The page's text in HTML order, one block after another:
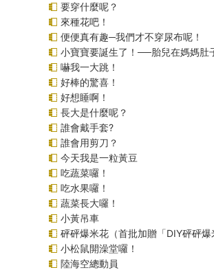
要穿什麼呢？
來種花吧！
便便真有趣─我們才不穿尿布呢！
小寶寶要誕生了！──胎兒在媽媽肚
嚇我一大跳！
好棒的驚喜！
好想睡啊！
長大是什麼呢？
誰會戴手套?
誰會用剪刀？
今天我是一粒黃豆
吃蔬菜囉！
吃水果囉！
蔬菜長大囉！
小黃吊車
砰砰爆米花（首批加贈「DIY砰砰
小松鼠開澡堂囉！
陸海空總動員